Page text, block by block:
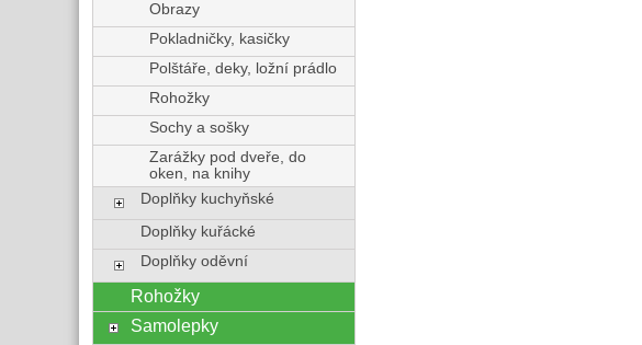
Obrazy
Pokladničky, kasičky
Polštáře, deky, ložní prádlo
Rohožky
Sochy a sošky
Zarážky pod dveře, do
oken, na knihy
Doplňky kuchyňské
Doplňky kuřácké
Doplňky oděvní
Rohožky
Samolepky